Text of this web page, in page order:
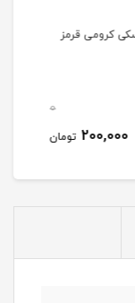
کرومی قرمز
0
200,000 تومان